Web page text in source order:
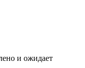
и ожидает